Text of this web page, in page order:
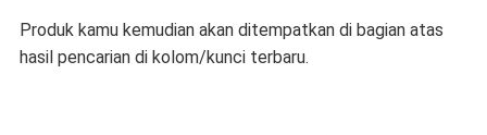
Produk kamu kemudian akan ditempatkan di bagian atas
hasil pencarian di kolom/kunci terbaru.